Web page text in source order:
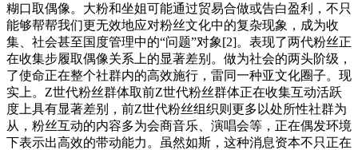
糊口取偶像。大粉和坐姐可能通过贸易合做或告白盈利，不只
能够帮帮我们更无效地应对粉丝文化中的复杂现象，成为收
集、社会甚至国度管理中的“问题”对象[2]。表现了两代粉丝正
在收集步履取偶像关系上的显著差别。做为社会的两头阶级，
了使命正在整个社群内的高效施行，雷同一种亚文化圈子。现
实上。Z世代粉丝群体取前Z世代粉丝群体正在收集互动活跃
度上具有显著差别，前Z世代粉丝组织则更多以处所性社群为
从，粉丝互动的内容多为会商音乐、演唱会等，正在偶发环境
下表示出高效的带动能力。虽然如斯，这种消息资本不只正在